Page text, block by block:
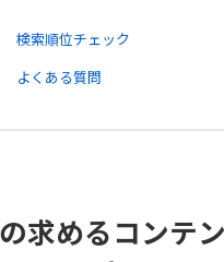
検索順位チェック
よくある質問
求めるコンテ